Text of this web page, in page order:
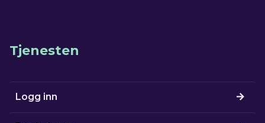
Tjenesten
Logg inn